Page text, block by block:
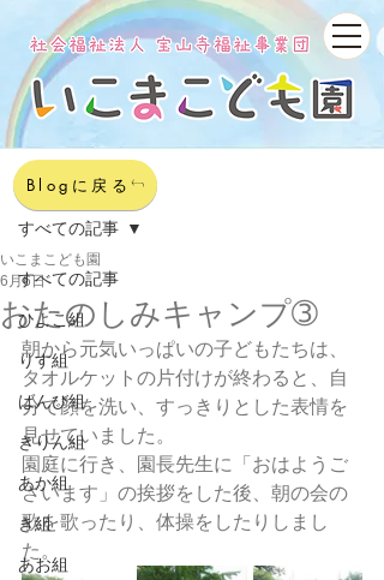
記事
すべての記事
ひよこ組
りす組
ばんび組
きりん組
あか組
き組
あお組
すべての記事
おたのしみキャンプ➂
いこまこども園
6月6日
朝から元気いっぱいの子どもたちは、
タオルケットの片付けが終わると、自
分で顔を洗い、すっきりとした表情を
見せていました。
園庭に行き、園長先生に「おはようご
ざいます」の挨拶をした後、朝の会の
歌を歌ったり、体操をしたりしまし
た。
Blogに戻る